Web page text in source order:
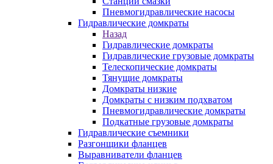
Пневмогидравлические насосы
Гидравлические домкраты
Назад
Гидравлические домкраты
Гидравлические грузовые домкраты
Телескопические домкраты
Тянущие домкраты
Домкраты низкие
Домкраты с низким подхватом
Пневмогидравлические домкраты
Подкатные грузовые домкраты
Гидравлические съемники
Разгонщики фланцев
Выравниватели фланцев